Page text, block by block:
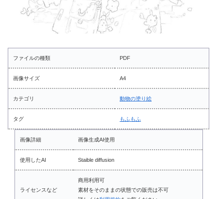
ファイルの種類 PDF
画像サイズ A4
カテゴリ 動物の塗り絵
タグ もふもふ
画像詳細 画像生成AI使用
使用したAI Staible diffusion
ライセンスなど
商用利用可
素材をそのままの状態での販売は不可